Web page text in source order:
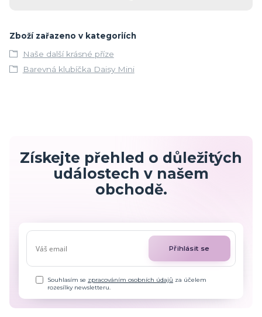
Zboží zařazeno v kategoriích
Naše další krásné příze
Barevná klubíčka Daisy Mini
Získejte přehled o důležitých
událostech v našem
obchodě.
Přihlásit se
Souhlasím se zpracováním osobních údajů za účelem
rozesílky newsletteru.